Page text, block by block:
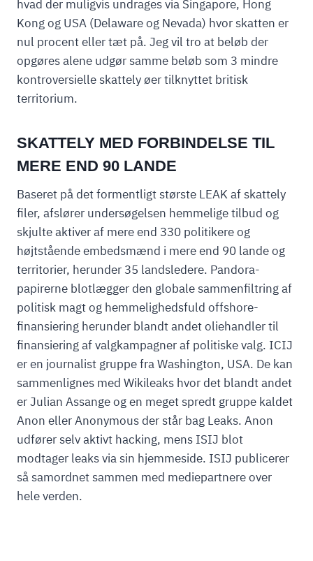
hvad der muligvis undrages via Singapore, Hong
Kong og USA (Delaware og Nevada) hvor skatten er
nul procent eller tæt på. Jeg vil tro at beløb der
opgøres alene udgør samme beløb som 3 mindre
kontroversielle skattely øer tilknyttet britisk
territorium.
SKATTELY MED FORBINDELSE TIL
MERE END 90 LANDE
Baseret på det formentligt største LEAK af skattely
filer, afslører undersøgelsen hemmelige tilbud og
skjulte aktiver af mere end 330 politikere og
højtstående embedsmænd i mere end 90 lande og
territorier, herunder 35 landsledere. Pandora-
papirerne blotlægger den globale sammenfiltring af
politisk magt og hemmelighedsfuld offshore-
finansiering herunder blandt andet oliehandler til
finansiering af valgkampagner af politiske valg. ICIJ
er en journalist gruppe fra Washington, USA. De kan
sammenlignes med Wikileaks hvor det blandt andet
er Julian Assange og en meget spredt gruppe kaldet
Anon eller Anonymous der står bag Leaks. Anon
udfører selv aktivt hacking, mens ISIJ blot
modtager leaks via sin hjemmeside. ISIJ publicerer
så samordnet sammen med mediepartnere over
hele verden.